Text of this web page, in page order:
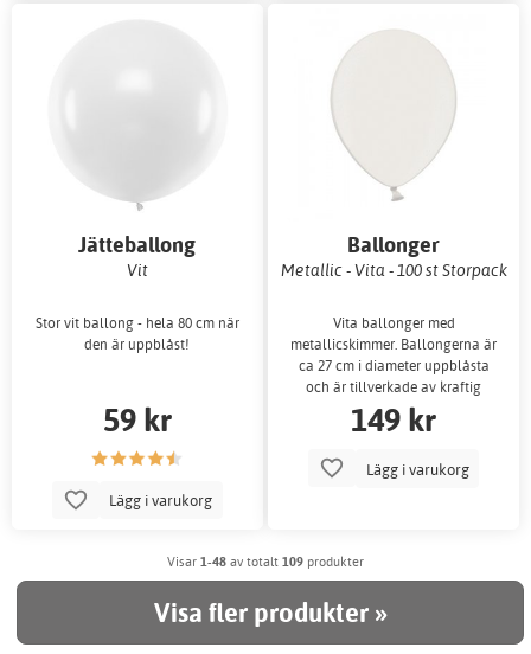
Jätteballong
Vit
Stor vit ballong - hela 80 cm när
den är uppblåst!
59 kr
Lägg i varukorg
Ballonger
Metallic - Vita - 100 st Storpack
Vita ballonger med
metallicskimmer. Ballongerna är
ca 27 cm i diameter uppblåsta
och är tillverkade av kraftig
latex.
149 kr
Lägg i varukorg
Visar 1-48 av totalt 109 produkter
Visa fler produkter »